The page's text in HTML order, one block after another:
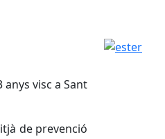
anys visc a Sant
de prevenció
ester